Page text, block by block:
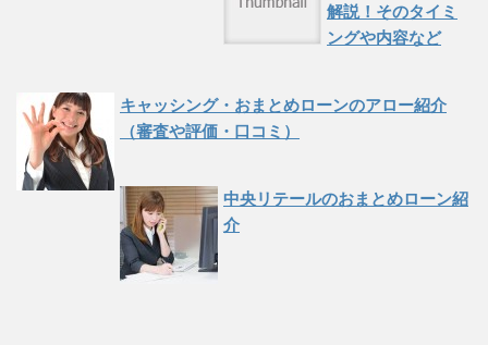
解説！そのタイミ
ングや内容など
キャッシング・おまとめローンのアロー紹介
（審査や評価・口コミ）
中央リテールのおまとめローン紹
介